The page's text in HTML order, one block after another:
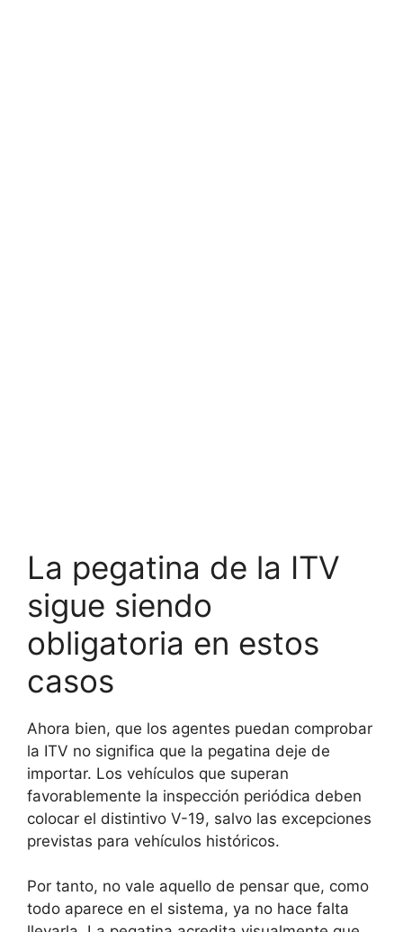
La pegatina de la ITV
sigue siendo
obligatoria en estos
casos
Ahora bien, que los agentes puedan comprobar
la ITV no significa que la pegatina deje de
importar. Los vehículos que superan
favorablemente la inspección periódica deben
colocar el distintivo V-19, salvo las excepciones
previstas para vehículos históricos.
Por tanto, no vale aquello de pensar que, como
todo aparece en el sistema, ya no hace falta